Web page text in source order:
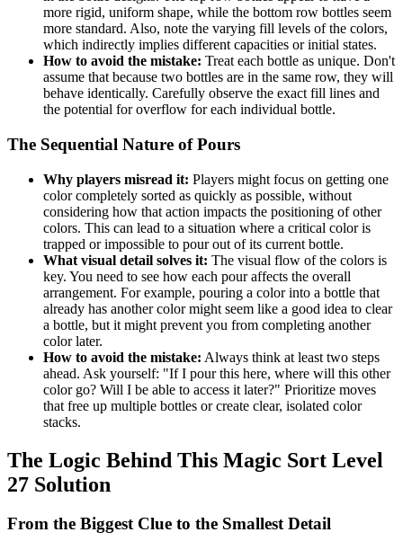
more rigid, uniform shape, while the bottom row bottles seem
more standard. Also, note the varying fill levels of the colors,
which indirectly implies different capacities or initial states.
How to avoid the mistake: Treat each bottle as unique. Don't
assume that because two bottles are in the same row, they will
behave identically. Carefully observe the exact fill lines and
the potential for overflow for each individual bottle.
The Sequential Nature of Pours
Why players misread it: Players might focus on getting one
color completely sorted as quickly as possible, without
considering how that action impacts the positioning of other
colors. This can lead to a situation where a critical color is
trapped or impossible to pour out of its current bottle.
What visual detail solves it: The visual flow of the colors is
key. You need to see how each pour affects the overall
arrangement. For example, pouring a color into a bottle that
already has another color might seem like a good idea to clear
a bottle, but it might prevent you from completing another
color later.
How to avoid the mistake: Always think at least two steps
ahead. Ask yourself: "If I pour this here, where will this other
color go? Will I be able to access it later?" Prioritize moves
that free up multiple bottles or create clear, isolated color
stacks.
The Logic Behind This Magic Sort Level
27 Solution
From the Biggest Clue to the Smallest Detail